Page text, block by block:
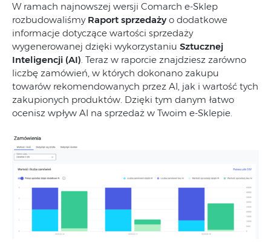
W ramach najnowszej wersji Comarch e-Sklep
rozbudowaliśmy Raport sprzedaży o dodatkowe
informacje dotyczące wartości sprzedaży
wygenerowanej dzięki wykorzystaniu Sztucznej
Inteligencji (AI). Teraz w raporcie znajdziesz zarówno
liczbę zamówień, w których dokonano zakupu
towarów rekomendowanych przez AI, jak i wartość tych
zakupionych produktów. Dzięki tym danym łatwo
ocenisz wpływ AI na sprzedaż w Twoim e-Sklepie.